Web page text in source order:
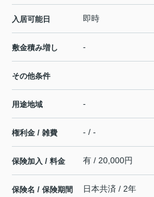
入居可能日 即時
敷金積み増し -
その他条件
用途地域 -
権利金 / 雑費 - / -
保険加入 / 料金 有 / 20,000円
保険名 / 保険期間 日本共済 / 2年